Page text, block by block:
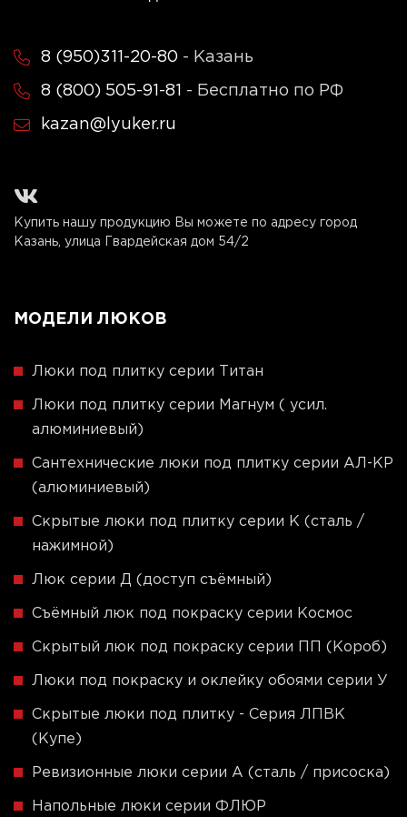
8 (950)311-20-80 - Казань
8 (800) 505-91-81 - Бесплатно по РФ
kazan@lyuker.ru
Купить нашу продукцию Вы можете по адресу город
Казань, улица Гвардейская дом 54/2
МОДЕЛИ ЛЮКОВ
Люки под плитку серии Титан
Люки под плитку серии Магнум ( усил.
алюминиевый)
Сантехнические люки под плитку серии АЛ-КР
(алюминиевый)
Скрытые люки под плитку серии K (сталь /
нажимной)
Люк серии Д (доступ съёмный)
Съёмный люк под покраску серии Космос
Скрытый люк под покраску серии ПП (Короб)
Люки под покраску и оклейку обоями серии У
Скрытые люки под плитку - Серия ЛПВК
(Купе)
Ревизионные люки серии A (сталь / присоска)
Напольные люки серии ФЛЮР